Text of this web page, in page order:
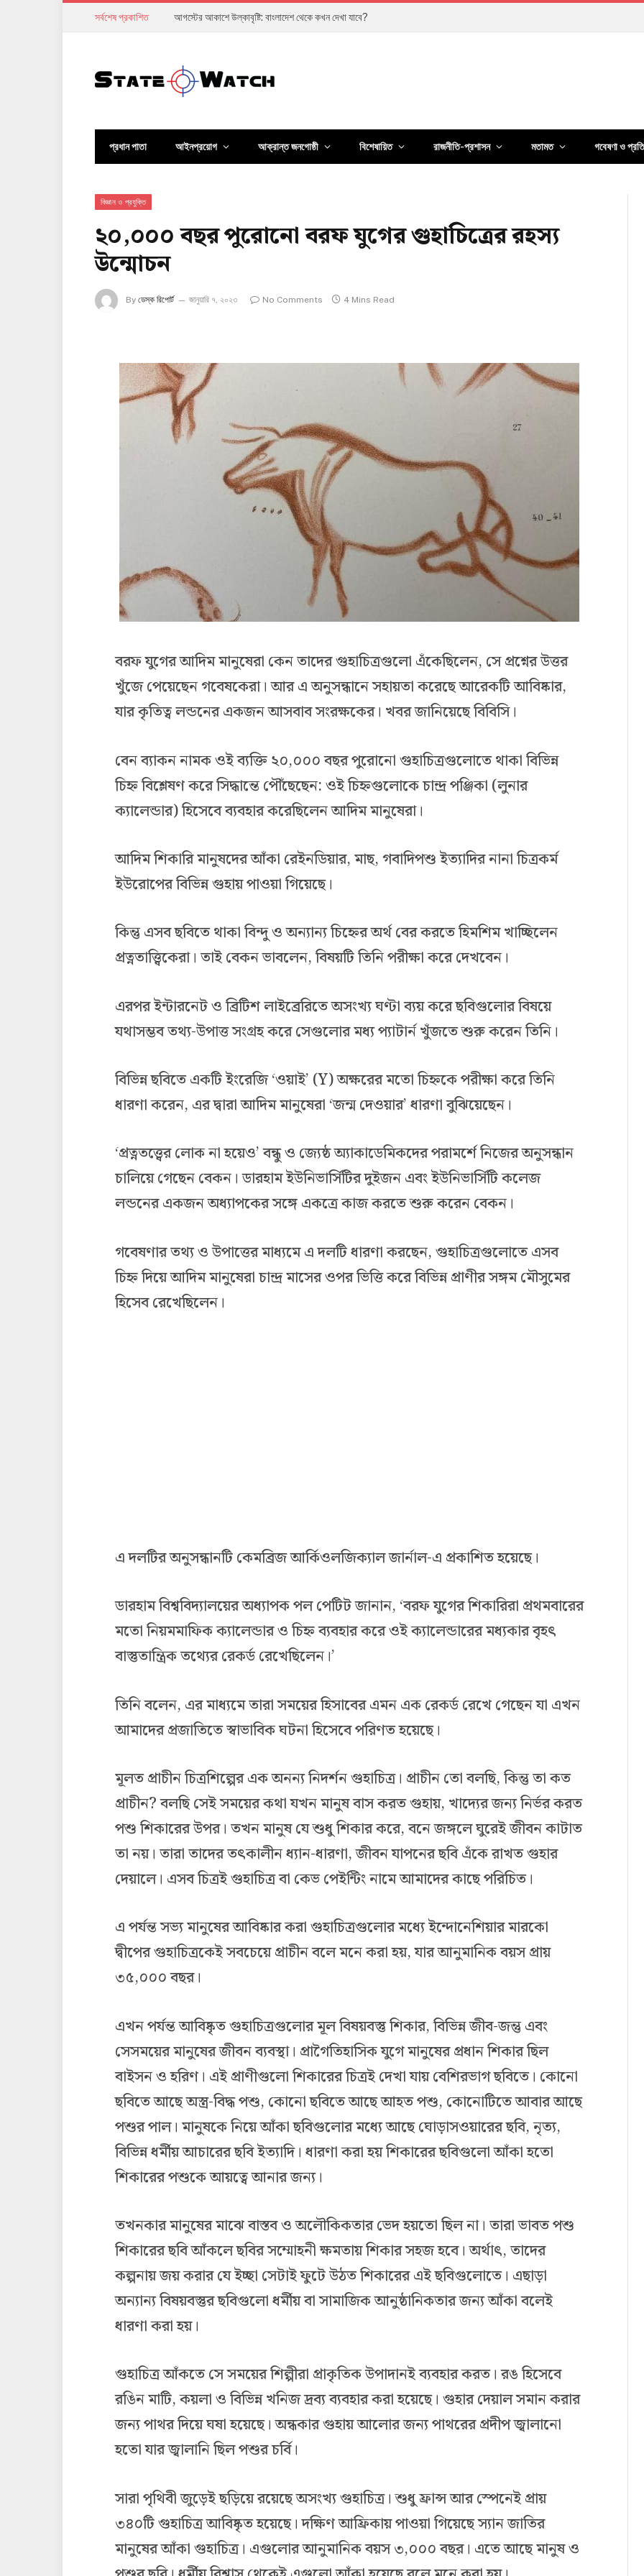
সর্বশেষ প্রকাশিত অর্থনীতি ঘুরে দাঁড়ানোর দাবি, কিন্তু সাধারণ মানুষের জীবন কতটা বদলেছে?
প্রধান পাতা আইনপ্রয়োগ আক্রান্ত জনগোষ্ঠী বিশেষায়িত রাজনীতি-প্রশাসন মতামত গবেষণা ও
বিজ্ঞান ও প্রযুক্তি
২০,০০০ বছর পুরোনো বরফ যুগের গুহাচিত্রের রহস্য
উন্মোচন
By ডেস্ক রিপোর্ট জানুয়ারি ৭, ২০২৩ No Comments 4 Mins Read
বরফ যুগের আদিম মানুষেরা কেন তাদের গুহাচিত্রগুলো এঁকেছিলেন, সে প্রশ্নের উত্তর
খুঁজে পেয়েছেন গবেষকেরা। আর এ অনুসন্ধানে সহায়তা করেছে আরেকটি আবিষ্কার,
যার কৃতিত্ব লন্ডনের একজন আসবাব সংরক্ষকের। খবর জানিয়েছে বিবিসি।
বেন ব্যাকন নামক ওই ব্যক্তি ২০,০০০ বছর পুরোনো গুহাচিত্রগুলোতে থাকা বিভিন্ন
চিহ্ন বিশ্লেষণ করে সিদ্ধান্তে পৌঁছেছেন: ওই চিহ্নগুলোকে চান্দ্র পঞ্জিকা (লুনার
ক্যালেন্ডার) হিসেবে ব্যবহার করেছিলেন আদিম মানুষেরা।
আদিম শিকারি মানুষদের আঁকা রেইনডিয়ার, মাছ, গবাদিপশু ইত্যাদির নানা চিত্রকর্ম
ইউরোপের বিভিন্ন গুহায় পাওয়া গিয়েছে।
কিন্তু এসব ছবিতে থাকা বিন্দু ও অন্যান্য চিহ্নের অর্থ বের করতে হিমশিম খাচ্ছিলেন
প্রত্নতাত্ত্বিকেরা। তাই বেকন ভাবলেন, বিষয়টি তিনি পরীক্ষা করে দেখবেন।
এরপর ইন্টারনেট ও ব্রিটিশ লাইব্রেরিতে অসংখ্য ঘণ্টা ব্যয় করে ছবিগুলোর বিষয়ে
যথাসম্ভব তথ্য-উপাত্ত সংগ্রহ করে সেগুলোর মধ্য প্যাটার্ন খুঁজতে শুরু করেন তিনি।
বিভিন্ন ছবিতে একটি ইংরেজি ‘ওয়াই’ (Y) অক্ষরের মতো চিহ্নকে পরীক্ষা করে তিনি
ধারণা করেন, এর দ্বারা আদিম মানুষেরা ‘জন্ম দেওয়ার’ ধারণা বুঝিয়েছেন।
‘প্রত্নতত্ত্বের লোক না হয়েও’ বন্ধু ও জ্যেষ্ঠ অ্যাকাডেমিকদের পরামর্শে নিজের অনুসন্ধান
চালিয়ে গেছেন বেকন। ডারহাম ইউনিভার্সিটির দুইজন এবং ইউনিভার্সিটি কলেজ
লন্ডনের একজন অধ্যাপকের সঙ্গে একত্রে কাজ করতে শুরু করেন বেকন।
গবেষণার তথ্য ও উপাত্তের মাধ্যমে এ দলটি ধারণা করছেন, গুহাচিত্রগুলোতে এসব
চিহ্ন দিয়ে আদিম মানুষেরা চান্দ্র মাসের ওপর ভিত্তি করে বিভিন্ন প্রাণীর সঙ্গম মৌসুমের
হিসেব রেখেছিলেন।
এ দলটির অনুসন্ধানটি কেমব্রিজ আর্কিওলজিক্যাল জার্নাল-এ প্রকাশিত হয়েছে।
ডারহাম বিশ্ববিদ্যালয়ের অধ্যাপক পল পেটিট জানান, ‘বরফ যুগের শিকারিরা প্রথমবারের
মতো নিয়মমাফিক ক্যালেন্ডার ও চিহ্ন ব্যবহার করে ওই ক্যালেন্ডারের মধ্যকার বৃহৎ
বাস্তুতান্ত্রিক তথ্যের রেকর্ড রেখেছিলেন।’
তিনি বলেন, এর মাধ্যমে তারা সময়ের হিসাবের এমন এক রেকর্ড রেখে গেছেন যা এখন
আমাদের প্রজাতিতে স্বাভাবিক ঘটনা হিসেবে পরিণত হয়েছে।
মূলত প্রাচীন চিত্রশিল্পের এক অনন্য নিদর্শন গুহাচিত্র। প্রাচীন তো বলছি, কিন্তু তা কত
প্রাচীন? বলছি সেই সময়ের কথা যখন মানুষ বাস করত গুহায়, খাদ্যের জন্য নির্ভর করত
পশু শিকারের উপর। তখন মানুষ যে শুধু শিকার করে, বনে জঙ্গলে ঘুরেই জীবন কাটাত
তা নয়। তারা তাদের তৎকালীন ধ্যান-ধারণা, জীবন যাপনের ছবি এঁকে রাখত গুহার
দেয়ালে। এসব চিত্রই গুহাচিত্র বা কেভ পেইন্টিং নামে আমাদের কাছে পরিচিত।
এ পর্যন্ত সভ্য মানুষের আবিষ্কার করা গুহাচিত্রগুলোর মধ্যে ইন্দোনেশিয়ার মারকো
দ্বীপের গুহাচিত্রকেই সবচেয়ে প্রাচীন বলে মনে করা হয়, যার আনুমানিক বয়স প্রায়
৩৫,০০০ বছর।
এখন পর্যন্ত আবিষ্কৃত গুহাচিত্রগুলোর মূল বিষয়বস্তু শিকার, বিভিন্ন জীব-জন্তু এবং
সেসময়ের মানুষের জীবন ব্যবস্থা। প্রাগৈতিহাসিক যুগে মানুষের প্রধান শিকার ছিল
বাইসন ও হরিণ। এই প্রাণীগুলো শিকারের চিত্রই দেখা যায় বেশিরভাগ ছবিতে। কোনো
ছবিতে আছে অস্ত্র-বিদ্ধ পশু, কোনো ছবিতে আছে আহত পশু, কোনোটিতে আবার আছে
পশুর পাল। মানুষকে নিয়ে আঁকা ছবিগুলোর মধ্যে আছে ঘোড়াসওয়ারের ছবি, নৃত্য,
বিভিন্ন ধর্মীয় আচারের ছবি ইত্যাদি। ধারণা করা হয় শিকারের ছবিগুলো আঁকা হতো
শিকারের পশুকে আয়ত্বে আনার জন্য।
তখনকার মানুষের মাঝে বাস্তব ও অলৌকিকতার ভেদ হয়তো ছিল না। তারা ভাবত পশু
শিকারের ছবি আঁকলে ছবির সম্মোহনী ক্ষমতায় শিকার সহজ হবে। অর্থাৎ, তাদের
কল্পনায় জয় করার যে ইচ্ছা সেটাই ফুটে উঠত শিকারের এই ছবিগুলোতে। এছাড়া
অন্যান্য বিষয়বস্তুর ছবিগুলো ধর্মীয় বা সামাজিক আনুষ্ঠানিকতার জন্য আঁকা বলেই
ধারণা করা হয়।
গুহাচিত্র আঁকতে সে সময়ের শিল্পীরা প্রাকৃতিক উপাদানই ব্যবহার করত। রঙ হিসেবে
রঙিন মাটি, কয়লা ও বিভিন্ন খনিজ দ্রব্য ব্যবহার করা হয়েছে। গুহার দেয়াল সমান করার
জন্য পাথর দিয়ে ঘষা হয়েছে। অন্ধকার গুহায় আলোর জন্য পাথরের প্রদীপ জ্বালানো
হতো যার জ্বালানি ছিল পশুর চর্বি।
সারা পৃথিবী জুড়েই ছড়িয়ে রয়েছে অসংখ্য গুহাচিত্র। শুধু ফ্রান্স আর স্পেনেই প্রায়
৩৪০টি গুহাচিত্র আবিষ্কৃত হয়েছে। দক্ষিণ আফ্রিকায় পাওয়া গিয়েছে স্যান জাতির
মানুষের আঁকা গুহাচিত্র। এগুলোর আনুমানিক বয়স ৩,০০০ বছর। এতে আছে মানুষ ও